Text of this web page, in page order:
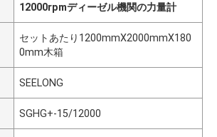
12000rpmディーゼル機関の力量計
セットあたり1200mmX2000mmX180
0mm木箱
SEELONG
SGHG+-15/12000